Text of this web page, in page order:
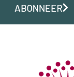
ABONNEER